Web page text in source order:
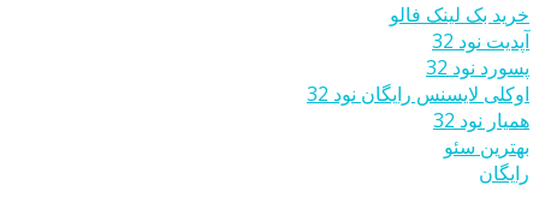
خرید بک لینک فالو
آپدیت نود 32
پسورد نود 32
اوکلی لایسنس رایگان نود 32
همیار نود 32
بهترین سئو
رایگان